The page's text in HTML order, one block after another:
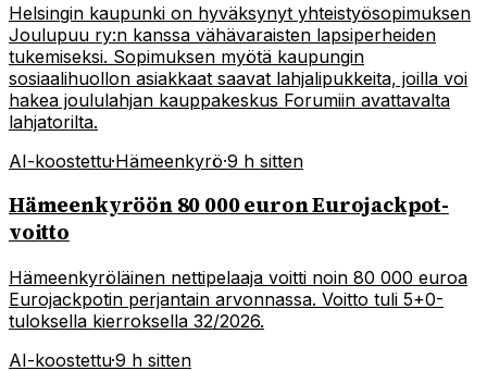
Helsingin kaupunki on hyväksynyt yhteistyösopimuksen
Joulupuu ry:n kanssa vähävaraisten lapsiperheiden
tukemiseksi. Sopimuksen myötä kaupungin
sosiaalihuollon asiakkaat saavat lahjalipukkeita, joilla voi
hakea joululahjan kauppakeskus Forumiin avattavalta
lahjatorilta.
AI-koostettu·Hämeenkyrö·9 h sitten
Hämeenkyröön 80 000 euron Eurojackpot-
voitto
Hämeenkyröläinen nettipelaaja voitti noin 80 000 euroa
Eurojackpotin perjantain arvonnassa. Voitto tuli 5+0-
tuloksella kierroksella 32/2026.
AI-koostettu·9 h sitten